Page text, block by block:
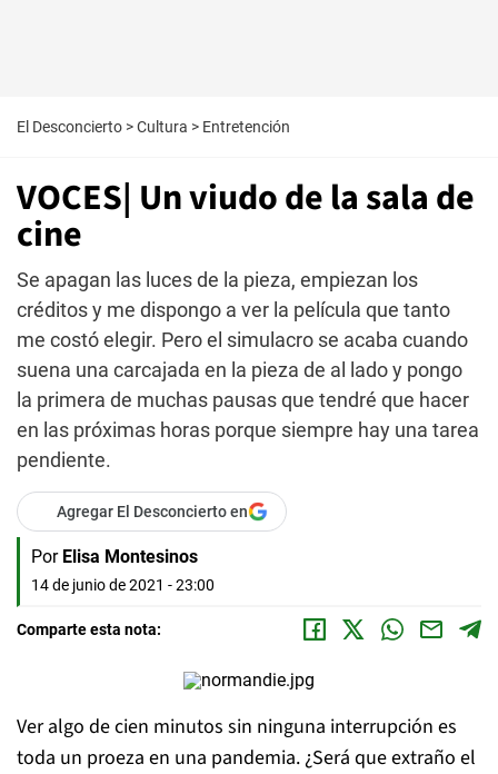
El Desconcierto >Cultura > Entretención
VOCES| Un viudo de la sala de
cine
Se apagan las luces de la pieza, empiezan los
créditos y me dispongo a ver la película que tanto
me costó elegir. Pero el simulacro se acaba cuando
suena una carcajada en la pieza de al lado y pongo
la primera de muchas pausas que tendré que hacer
en las próximas horas porque siempre hay una tarea
pendiente.
Agregar El Desconcierto en
Por Elisa Montesinos
14 de junio de 2021 - 23:00
Comparte esta nota:
Ver algo de cien minutos sin ninguna interrupción es
toda un proeza en una pandemia. ¿Será que extraño el